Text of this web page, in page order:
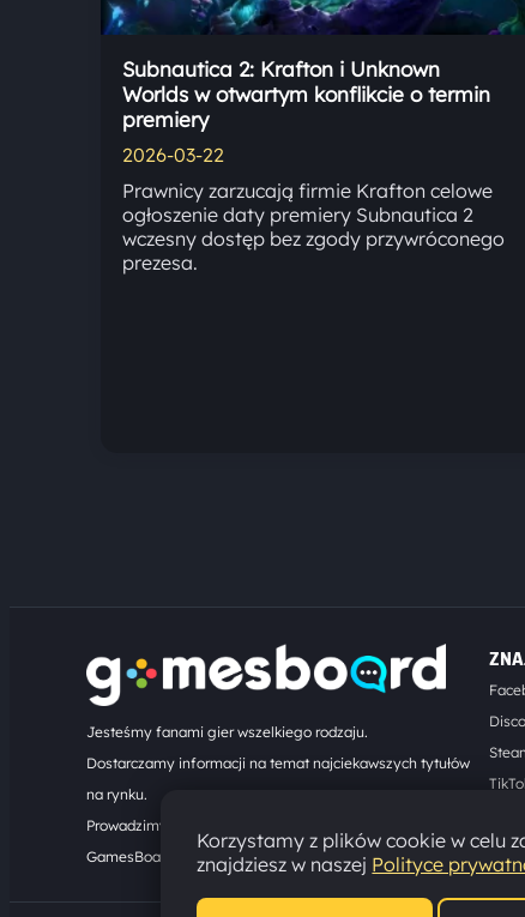
Subnautica 2: Krafton i Unknown
Worlds w otwartym konflikcie o termin
premiery
2026-03-22
Prawnicy zarzucają firmie Krafton celowe
ogłoszenie daty premiery Subnautica 2
wczesny dostęp bez zgody przywróconego
prezesa.
Jesteśmy fanami gier wszelkiego rodzaju.
Dostarczamy informacji na temat najciekawszych tytułów
na rynku.
Prowadzimy turnieje online. Działamy od 2008 roku.
GamesBoard.pl © 2026
Korzystamy z plików cookie w celu
znajdziesz w naszej Polityce